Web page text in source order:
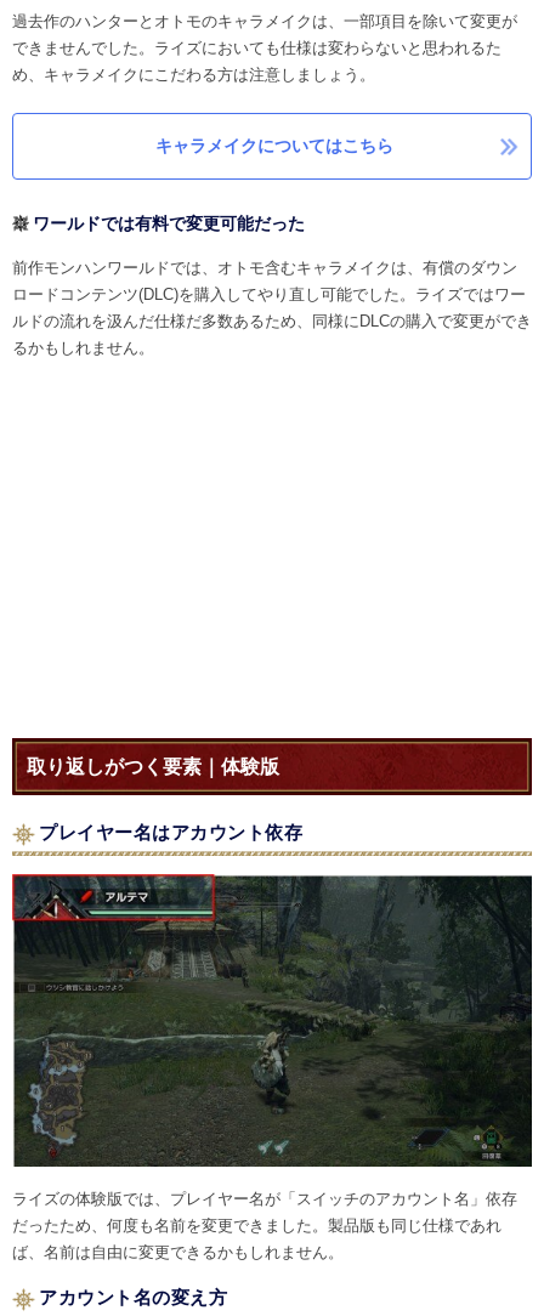
過去作のハンターとオトモのキャラメイクは、一部項目を除いて変更が
できませんでした。ライズにおいても仕様は変わらないと思われるた
め、キャラメイクにこだわる方は注意しましょう。
キャラメイクについてはこちら
ワールドでは有料で変更可能だった
前作モンハンワールドでは、オトモ含むキャラメイクは、有償のダウン
ロードコンテンツ(DLC)を購入してやり直し可能でした。ライズではワー
ルドの流れを汲んだ仕様だ多数あるため、同様にDLCの購入で変更ができ
るかもしれません。
取り返しがつく要素｜体験版
プレイヤー名はアカウント依存
ライズの体験版では、プレイヤー名が「スイッチのアカウント名」依存
だったため、何度も名前を変更できました。製品版も同じ仕様であれ
ば、名前は自由に変更できるかもしれません。
アカウント名の変え方